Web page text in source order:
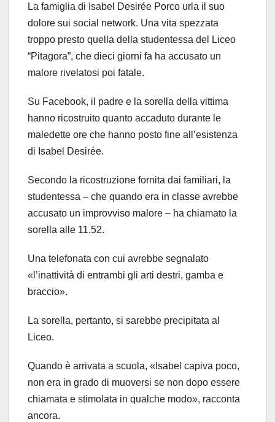
La famiglia di Isabel Desirée Porco urla il suo
dolore sui social network. Una vita spezzata
troppo presto quella della studentessa del Liceo
“Pitagora”, che dieci giorni fa ha accusato un
malore rivelatosi poi fatale.
Su Facebook, il padre e la sorella della vittima
hanno ricostruito quanto accaduto durante le
maledette ore che hanno posto fine all’esistenza
di Isabel Desirée.
Secondo la ricostruzione fornita dai familiari, la
studentessa – che quando era in classe avrebbe
accusato un improvviso malore – ha chiamato la
sorella alle 11.52.
Una telefonata con cui avrebbe segnalato
«l’inattività di entrambi gli arti destri, gamba e
braccio».
La sorella, pertanto, si sarebbe precipitata al
Liceo.
Quando è arrivata a scuola, «Isabel capiva poco,
non era in grado di muoversi se non dopo essere
chiamata e stimolata in qualche modo», racconta
ancora.